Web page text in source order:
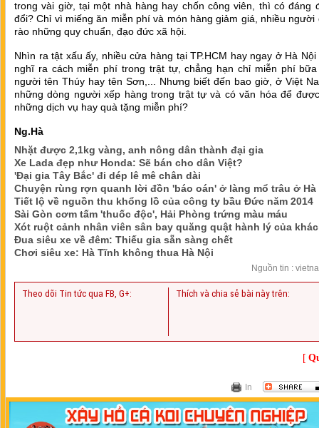
trong vài giờ, tại một nhà hàng hay chốn công viên, thì có đáng
đổi? Chỉ vì miếng ăn miễn phí và món hàng giảm giá, nhiều người
rào những quy chuẩn, đạo đức xã hội.
Nhìn ra tật xấu ấy, nhiều cửa hàng tại TP.HCM hay ngay ở Hà Nội
nghĩ ra cách miễn phí trong trật tự, chẳng hạn chỉ miễn phí
người tên Thúy hay tên Sơn,... Nhưng biết đến bao giờ, ở Việt
những dòng người xếp hàng trong trật tự và có văn hóa để
những dịch vụ hay quà tặng miễn phí?
Ng.Hà
Nhặt được 2,1kg vàng, anh nông dân thành đại gia
Xe Lada đẹp như Honda: Sẽ bán cho dân Việt?
'Đại gia Tây Bắc' đi dép lê mê chân dài
Chuyện rùng rợn quanh lời đồn 'báo oán' ở làng mổ trâu ở Hà
Tiết lộ về nguồn thu khổng lồ của công ty bầu Đức năm 2014
Sài Gòn cơm tấm 'thuốc độc', Hải Phòng trứng màu máu
Xót ruột cảnh nhân viên sân bay quăng quật hành lý của
Đua siêu xe về đêm: Thiếu gia sẵn sàng chết
Chơi siêu xe: Hà Tĩnh không thua Hà Nội
Nguồn tin :
Theo dõi Tin tức qua FB, G+: Thích và chia sẻ bài này trên:
[
In